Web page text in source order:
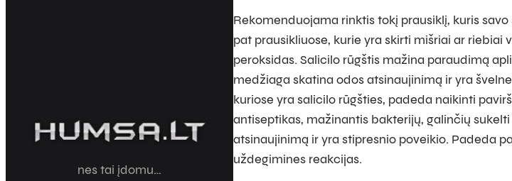
nes tai įdomu…
Rekomenduojama rinktis tokį prausiklį, kuris
pat prausikliuose, kurie yra skirti mišriai ar
peroksidas. Salicilo rūgštis mažina paraudimą
medžiaga skatina odos atsinaujinimą ir yra
kuriose yra salicilo rūgšties, padeda naikinti
antiseptikas, mažinantis bakterijų, galinčių
atsinaujinimą ir yra stipresnio poveikio. Padeda
uždegimines reakcijas.